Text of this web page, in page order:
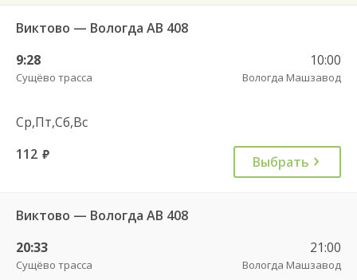
Виктово — Вологда АВ 408
9:28
Сущёво трасса
10:00
Вологда Машзавод
Ср,Пт,Сб,Вс
112 руб. Выбрать
Виктово — Вологда АВ 408
20:33
Сущёво трасса
21:00
Вологда Машзавод